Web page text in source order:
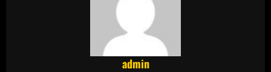
admin